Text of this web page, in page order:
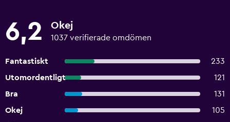
6,2 Okej
1037 verifierade omdömen
Fantastiskt
233
Utomordentligt
121
Bra
131
Okej
105